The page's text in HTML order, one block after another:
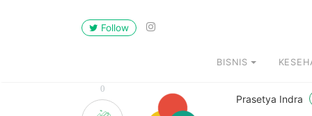
Follow
BISNIS
0
Prasetya Indra